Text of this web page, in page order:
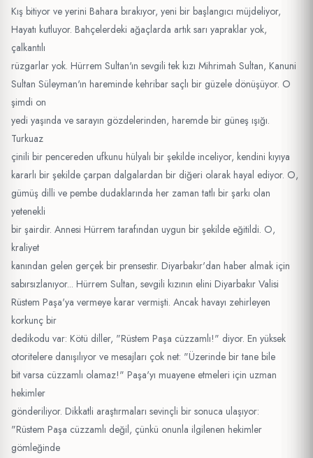
Kış bitiyor ve yerini Bahara bırakıyor, yeni bir başlangıcı müjdeliyor,
Hayatı kutluyor. Bahçelerdeki ağaçlarda artık sarı yapraklar yok,
çalkantılı
rüzgarlar yok. Hürrem Sultan'ın sevgili tek kızı Mihrimah Sultan, Kanuni
Sultan Süleyman'ın hareminde kehribar saçlı bir güzele dönüşüyor. O
şimdi on
yedi yaşında ve sarayın gözdelerinden, haremde bir güneş ışığı.
Turkuaz
çinili bir pencereden ufkunu hülyalı bir şekilde inceliyor, kendini kıyıya
kararlı bir şekilde çarpan dalgalardan bir diğeri olarak hayal ediyor. O,
gümüş dilli ve pembe dudaklarında her zaman tatlı bir şarkı olan
yetenekli
bir şairdir. Annesi Hürrem tarafından uygun bir şekilde eğitildi. O,
kraliyet
kanından gelen gerçek bir prensestir. Diyarbakır'dan haber almak için
sabırsızlanıyor... Hürrem Sultan, sevgili kızının elini Diyarbakır Valisi
Rüstem Paşa'ya vermeye karar vermişti. Ancak havayı zehirleyen
korkunç bir
dedikodu var: Kötü diller, "Rüstem Paşa cüzzamlı!" diyor. En yüksek
otoritelere danışılıyor ve mesajları çok net: "Üzerinde bir tane bile
bit varsa cüzzamlı olamaz!" Paşa'yı muayene etmeleri için uzman
hekimler
gönderiliyor. Dikkatli araştırmaları sevinçli bir sonuca ulaşıyor:
"Rüstem Paşa cüzzamlı değil, çünkü onunla ilgilenen hekimler
gömleğinde